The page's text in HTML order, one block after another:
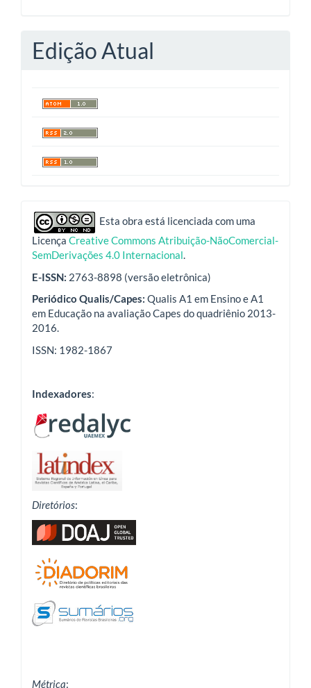
Edição Atual
indexadoresEsta obra está licenciada com uma
Licença Creative Commons Atribuição-NãoComercial-
SemDerivações 4.0 Internacional.
E-ISSN: 2763-8898 (versão eletrônica)
Periódico Qualis/Capes: Qualis A1 em Ensino e A1
em Educação na avaliação Capes do quadriênio 2013-
2016.
ISSN: 1982-1867
Indexadores:
Diretórios:
Métrica: